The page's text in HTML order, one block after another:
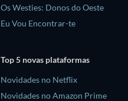
Os Westies: Donos do Oeste
Eu Vou Encontrar-te
Top 5 novas plataformas
Novidades no Netflix
Novidades no Amazon Prime